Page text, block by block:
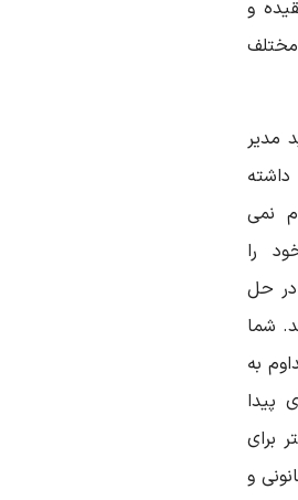
و
نمی
را
حل
شما
به
برای
و